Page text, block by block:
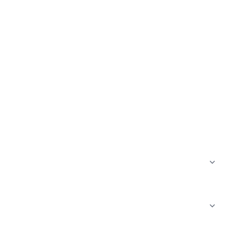
le fonctionnement du site,
les sites en collectant et en